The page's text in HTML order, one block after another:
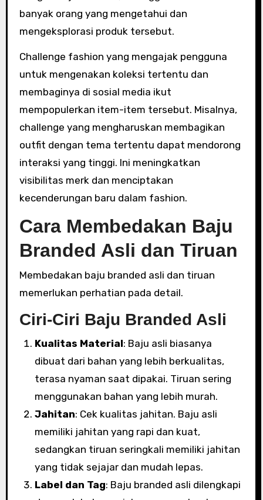
banyak orang yang mengetahui dan
mengeksplorasi produk tersebut.
Challenge fashion yang mengajak pengguna
untuk mengenakan koleksi tertentu dan
membaginya di sosial media ikut
mempopulerkan item-item tersebut. Misalnya,
challenge yang mengharuskan membagikan
outfit dengan tema tertentu dapat mendorong
interaksi yang tinggi. Ini meningkatkan
visibilitas merk dan menciptakan
kecenderungan baru dalam fashion.
Cara Membedakan Baju
Branded Asli dan Tiruan
Membedakan baju branded asli dan tiruan
memerlukan perhatian pada detail.
Ciri-Ciri Baju Branded Asli
Kualitas Material: Baju asli biasanya
dibuat dari bahan yang lebih berkualitas,
terasa nyaman saat dipakai. Tiruan sering
menggunakan bahan yang lebih murah.
Jahitan: Cek kualitas jahitan. Baju asli
memiliki jahitan yang rapi dan kuat,
sedangkan tiruan seringkali memiliki jahitan
yang tidak sejajar dan mudah lepas.
Label dan Tag: Baju branded asli dilengkapi